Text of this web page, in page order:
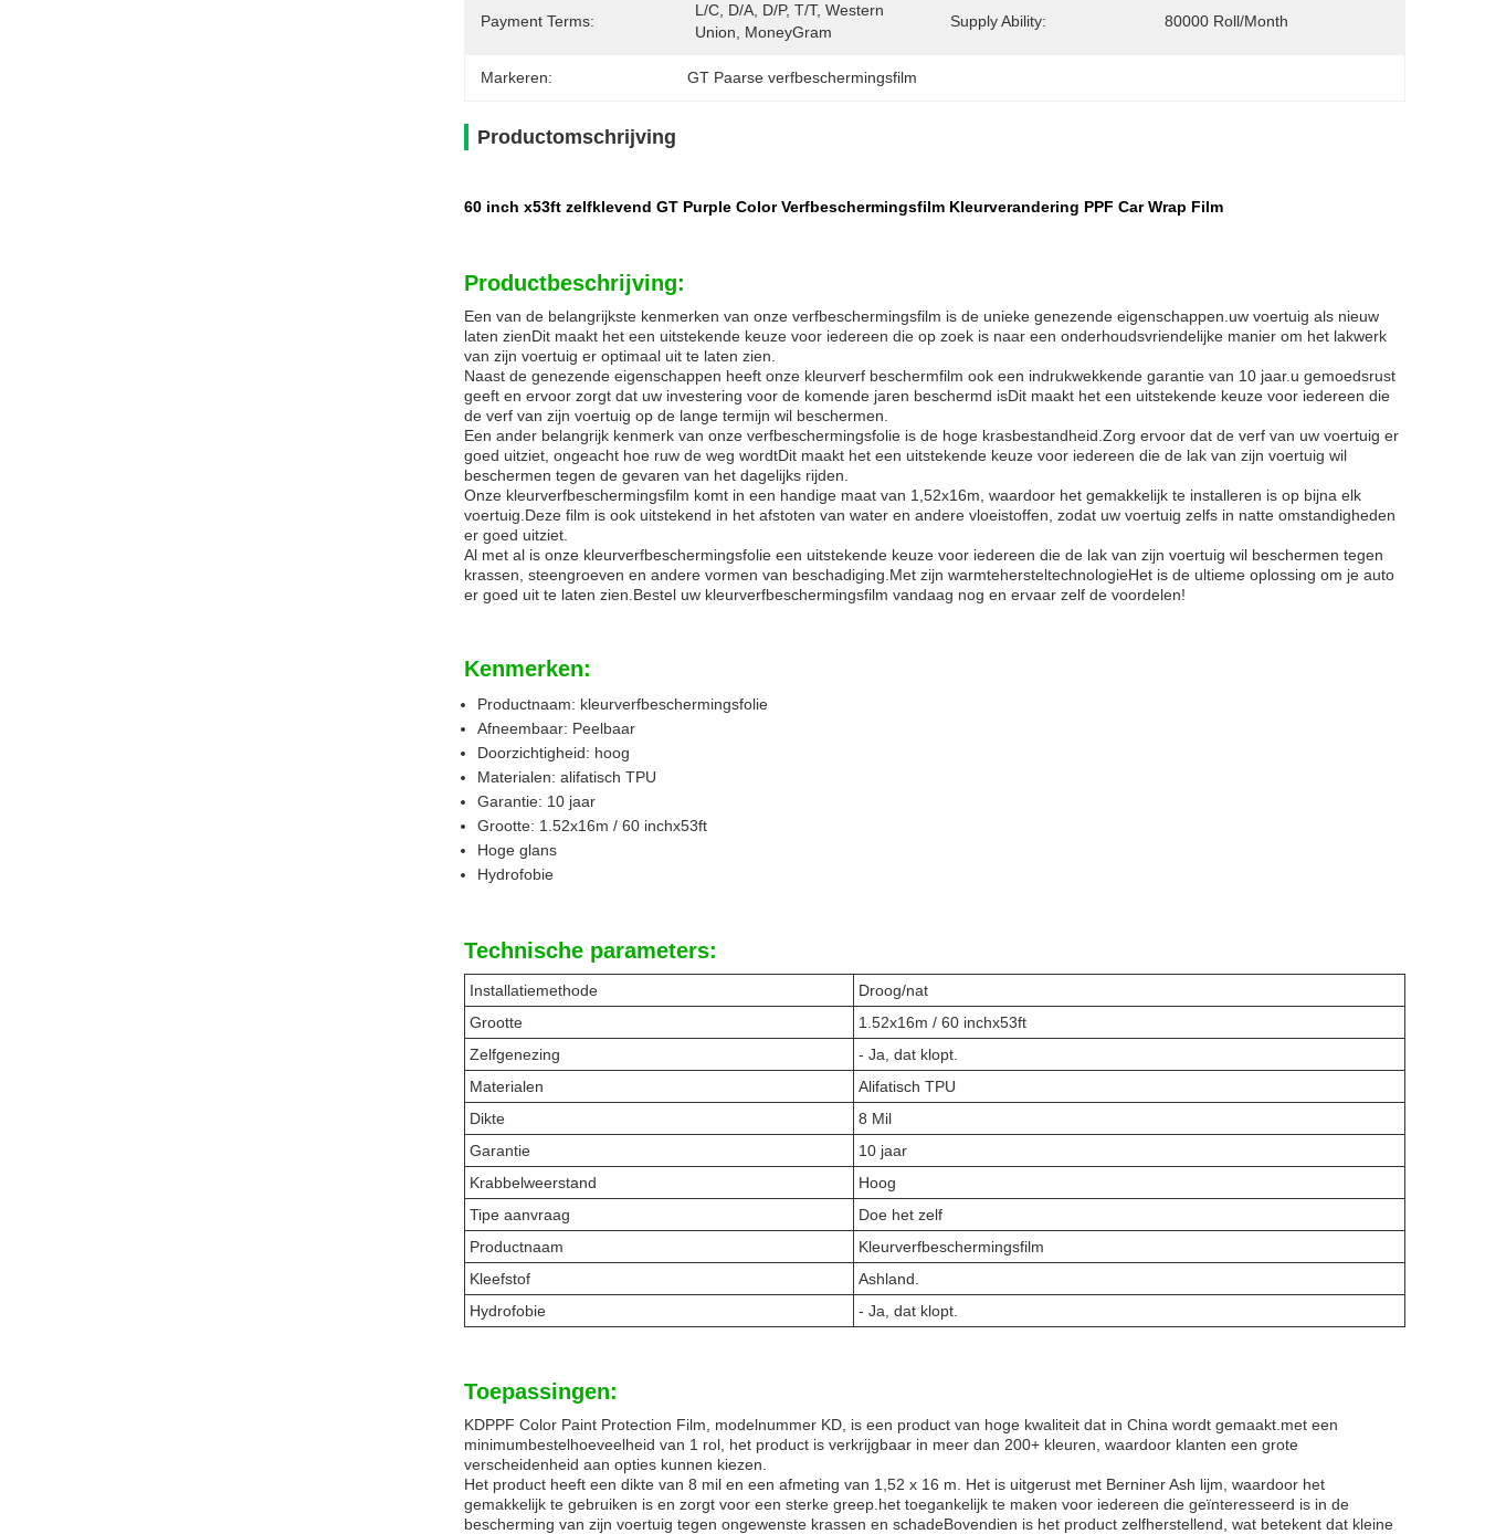
Payment Terms:
L/C, D/A, D/P, T/T, Western
Union, MoneyGram
Supply Ability: 80000 Roll/Month
Markeren: GT Paarse verfbeschermingsfilm
Productomschrijving
60 inch x53ft zelfklevend GT Purple Color Verfbeschermingsfilm Kleurverandering PPF Car Wrap Film
Productbeschrijving:
Een van de belangrijkste kenmerken van onze verfbeschermingsfilm is de unieke genezende eigenschappen.uw voertuig als nieuw
laten zienDit maakt het een uitstekende keuze voor iedereen die op zoek is naar een onderhoudsvriendelijke manier om het lakwerk
van zijn voertuig er optimaal uit te laten zien.
Naast de genezende eigenschappen heeft onze kleurverf beschermfilm ook een indrukwekkende garantie van 10 jaar.u gemoedsrust
geeft en ervoor zorgt dat uw investering voor de komende jaren beschermd isDit maakt het een uitstekende keuze voor iedereen die
de verf van zijn voertuig op de lange termijn wil beschermen.
Een ander belangrijk kenmerk van onze verfbeschermingsfolie is de hoge krasbestandheid.Zorg ervoor dat de verf van uw voertuig er
goed uitziet, ongeacht hoe ruw de weg wordtDit maakt het een uitstekende keuze voor iedereen die de lak van zijn voertuig wil
beschermen tegen de gevaren van het dagelijks rijden.
Onze kleurverfbeschermingsfilm komt in een handige maat van 1,52x16m, waardoor het gemakkelijk te installeren is op bijna elk
voertuig.Deze film is ook uitstekend in het afstoten van water en andere vloeistoffen, zodat uw voertuig zelfs in natte omstandigheden
er goed uitziet.
Al met al is onze kleurverfbeschermingsfolie een uitstekende keuze voor iedereen die de lak van zijn voertuig wil beschermen tegen
krassen, steengroeven en andere vormen van beschadiging.Met zijn warmtehersteltechnologieHet is de ultieme oplossing om je auto
er goed uit te laten zien.Bestel uw kleurverfbeschermingsfilm vandaag nog en ervaar zelf de voordelen!
Kenmerken:
Productnaam: kleurverfbeschermingsfolie
Afneembaar: Peelbaar
Doorzichtigheid: hoog
Materialen: alifatisch TPU
Garantie: 10 jaar
Grootte: 1.52x16m / 60 inchx53ft
Hoge glans
Hydrofobie
Technische parameters:
Installatiemethode
Droog/nat
Grootte
1.52x16m / 60 inchx53ft
Zelfgenezing
- Ja, dat klopt.
Materialen
Alifatisch TPU
Dikte
8 Mil
Garantie
10 jaar
Krabbelweerstand
Hoog
Tipe aanvraag
Doe het zelf
Productnaam
Kleurverfbeschermingsfilm
Kleefstof
Ashland.
Hydrofobie
- Ja, dat klopt.
Toepassingen:
KDPPF Color Paint Protection Film, modelnummer KD, is een product van hoge kwaliteit dat in China wordt gemaakt.met een
minimumbestelhoeveelheid van 1 rol, het product is verkrijgbaar in meer dan 200+ kleuren, waardoor klanten een grote
verscheidenheid aan opties kunnen kiezen.
Het product heeft een dikte van 8 mil en een afmeting van 1,52 x 16 m. Het is uitgerust met Berniner Ash lijm, waardoor het
gemakkelijk te gebruiken is en zorgt voor een sterke greep.het toegankelijk te maken voor iedereen die geïnteresseerd is in de
bescherming van zijn voertuig tegen ongewenste krassen en schadeBovendien is het product zelfherstellend, wat betekent dat kleine